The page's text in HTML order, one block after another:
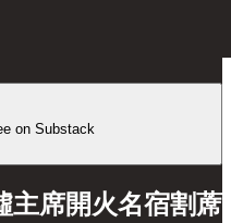
on Substack
主席開火名宿割蓆